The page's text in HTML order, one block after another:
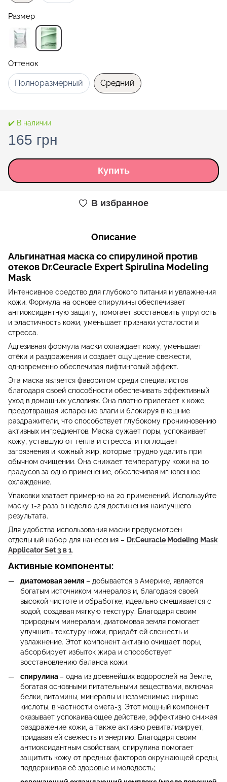
Размер
Оттенок
Полноразмерный Средний
✔️ В наличии
165 грн
Купить
В избранное
Описание
Альгинатная маска со спирулиной против
отеков Dr.Ceuracle Expert Spirulina Modeling
Mask
Интенсивное средство для глубокого питания и увлажнения
кожи. Формула на основе спирулины обеспечивает
антиоксидантную защиту, помогает восстановить упругость
и эластичность кожи, уменьшает признаки усталости и
стресса.
Адгезивная формула маски охлаждает кожу, уменьшает
отёки и раздражения и создаёт ощущение свежести,
одновременно обеспечивая лифтинговый эффект.
Эта маска является фаворитом среди специалистов
благодаря своей способности обеспечивать эффективный
уход в домашних условиях. Она плотно прилегает к коже,
предотвращая испарение влаги и блокируя внешние
раздражители, что способствует глубокому проникновению
активных ингредиентов. Маска сужает поры, успокаивает
кожу, уставшую от тепла и стресса, и поглощает
загрязнения и кожный жир, которые трудно удалить при
обычном очищении. Она снижает температуру кожи на 10
градусов за одно применение, обеспечивая мгновенное
охлаждение.
Упаковки хватает примерно на 20 применений. Используйте
маску 1-2 раза в неделю для достижения наилучшего
результата.
Для удобства использования маски предусмотрен
отдельный набор для нанесения – Dr.Ceuracle Modeling Mask
Applicator Set 3 в 1.
Активные компоненты:
диатомовая земля – добывается в Америке, является
богатым источником минералов и, благодаря своей
высокой чистоте и обработке, идеально смешивается с
водой, создавая мягкую текстуру. Благодаря своим
природным минералам, диатомовая земля помогает
улучшить текстуру кожи, придаёт ей свежесть и
увлажнение. Этот компонент активно очищает поры,
абсорбирует избыток жира и способствует
восстановлению баланса кожи;
спирулина – одна из древнейших водорослей на Земле,
богатая основными питательными веществами, включая
белки, витамины, минералы и незаменимые жирные
кислоты, в частности омега-3. Этот мощный компонент
оказывает успокаивающее действие, эффективно снижая
раздражение кожи, а также активно ревитализирует,
придавая ей свежесть и энергию. Благодаря своим
антиоксидантным свойствам, спирулина помогает
защитить кожу от вредных факторов окружающей среды,
поддерживая её здоровье и молодость;